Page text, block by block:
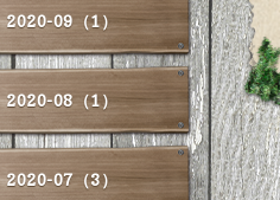
2020-09（1）
2020-08（1）
2020-07（3）